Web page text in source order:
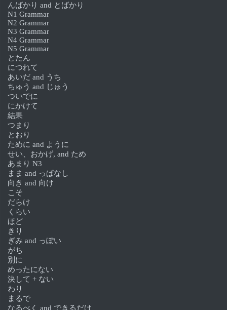
んばかり and とばかり
N1 Grammar
N2 Grammar
N3 Grammar
N4 Grammar
N5 Grammar
とたん
につれて
あいだ and うち
ちゅう and じゅう
ついでに
にかけて
結果
つまり
とおり
ために and ように
せい、おかげ, and ため
あまり N3
まま and っぱなし
向き and 向け
こそ
だらけ
くらい
ほど
きり
ぎみ and っぽい
がち
別に
めったにない
決して + ない
わり
まるで
なるべく and できるだけ